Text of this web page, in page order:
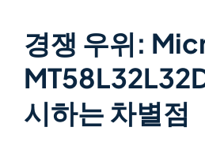
경쟁 우위:
시하는 차별점